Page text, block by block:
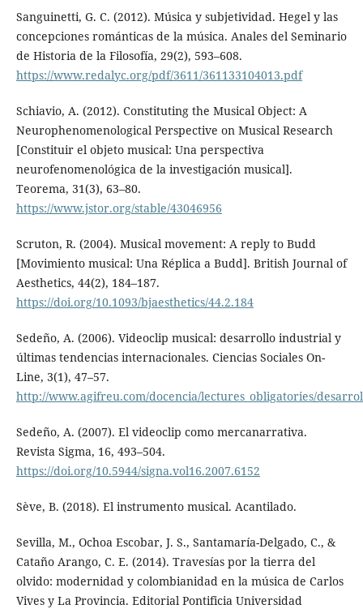
Sanguinetti, G. C. (2012). Música y subjetividad. Hegel y las
concepciones románticas de la música. Anales del Seminario
de Historia de la Filosofía, 29(2), 593–608.
https://www.redalyc.org/pdf/3611/361133104013.pdf
Schiavio, A. (2012). Constituting the Musical Object: A
Neurophenomenological Perspective on Musical Research
[Constituir el objeto musical: Una perspectiva
neurofenomenológica de la investigación musical].
Teorema, 31(3), 63–80.
https://www.jstor.org/stable/43046956
Scruton, R. (2004). Musical movement: A reply to Budd
[Movimiento musical: Una Réplica a Budd]. British Journal of
Aesthetics, 44(2), 184–187.
https://doi.org/10.1093/bjaesthetics/44.2.184
Sedeño, A. (2006). Videoclip musical: desarrollo industrial y
últimas tendencias internacionales. Ciencias Sociales On-
Line, 3(1), 47–57.
http://www.agifreu.com/docencia/lectures_obligatories/
Sedeño, A. (2007). El videoclip como mercanarrativa.
Revista Sigma, 16, 493–504.
https://doi.org/10.5944/signa.vol16.2007.6152
Sève, B. (2018). El instrumento musical. Acantilado.
Sevilla, M., Ochoa Escobar, J. S., Santamaría-Delgado, C., &
Cataño Arango, C. E. (2014). Travesías por la tierra del
olvido: modernidad y colombianidad en la música de Carlos
Vives y La Provincia. Editorial Pontificia Universidad